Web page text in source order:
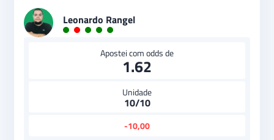
Leonardo Rangel
Apostei com odds de
1.62
Unidade
10/10
-10,00